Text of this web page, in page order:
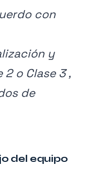
con
y
o Clase 3 ,
de
del equipo